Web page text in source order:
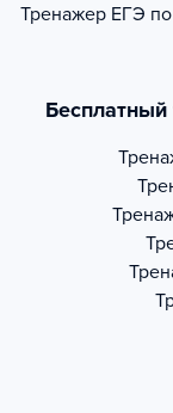
Тренажер ЕГЭ